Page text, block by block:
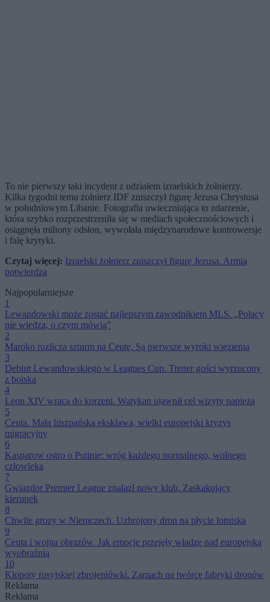
To nie pierwszy taki incydent z udziałem izraelskich żołnierzy.
Kilka tygodni temu żołnierz IDF zniszczył figurę Jezusa Chrystusa
w południowym Libanie. Fotografia uwieczniająca to zdarzenie,
która szybko rozprzestrzeniła się w mediach społecznościowych i
osiągnęła miliony odsłon, wywołała międzynarodowe kontrowersje
i falę krytyki.
Czytaj więcej: Izraelski żołnierz zniszczył figurę Jezusa. Armia
potwierdza
Najpopularniejsze
1
Lewandowski może zostać najlepszym zawodnikiem MLS. „Polacy
nie wiedzą, o czym mówią”
2
Maroko rozlicza szturm na Ceutę. Są pierwsze wyroki więzienia
3
Debiut Lewandowskiego w Leagues Cup. Trener gości wyrzucony
z boiska
4
Leon XIV wraca do korzeni. Watykan ujawnił cel wizyty papieża
5
Ceuta. Mała hiszpańska eksklawa, wielki europejski kryzys
migracyjny
6
Kasparow ostro o Putinie: wróg każdego normalnego, wolnego
człowieka
7
Gwiazdor Premier League znalazł nowy klub. Zaskakujący
kierunek
8
Chwile grozy w Niemczech. Uzbrojony dron na płycie lotniska
9
Ceuta i wojna obrazów. Jak emocje przejęły władzę nad europejską
wyobraźnią
10
Kłopoty rosyjskiej zbrojeniówki. Zamach na twórcę fabryki dronów
Reklama
Reklama